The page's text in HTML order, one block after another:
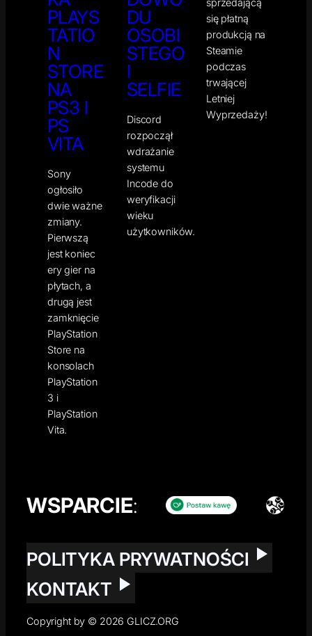
PLAYS
TATIO
N
STORE
NA
PS3 I
PS
VITA
Sony
ogłosiło
dwie ważne
zmiany.
Pierwszą
jest koniec
ery gier na
płytach, a
drugą jest
zamknięcie
PlayStation
Store na
konsolach
PlayStation
3 i
PlayStation
Vita.
DU
OSOBI
STEGO
I
SELFIE
Discord
rozpoczął
wdrażanie
systemu
Incode do
weryfikacji
wieku
użytkowników.
się płatną
produkcją na
Steamie
podczas
trwającej
Letniej
Wyprzedaży!
WSPARCIE:
POLITYKA PRYWATNOŚCI
KONTAKT
Copyright by © 2026 GLICZ.ORG